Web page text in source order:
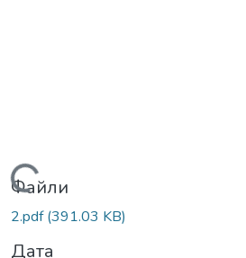
Вантажиться...
Файли
2.pdf(391.03 KB)
Дата